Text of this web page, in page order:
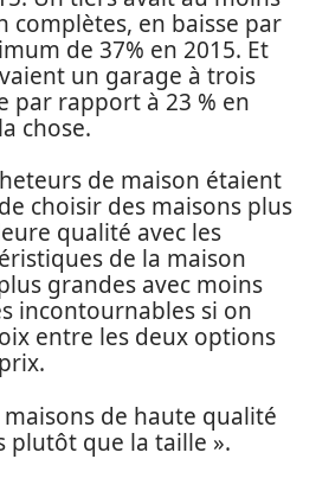
complètes, en baisse par
de 37% en 2015. Et
un garage à trois
par rapport à 23 % en
chose.
de maison étaient
choisir des maisons plus
qualité avec les
de la maison
grandes avec moins
incontournables si on
entre les deux options
de haute qualité
plutôt que la taille ».